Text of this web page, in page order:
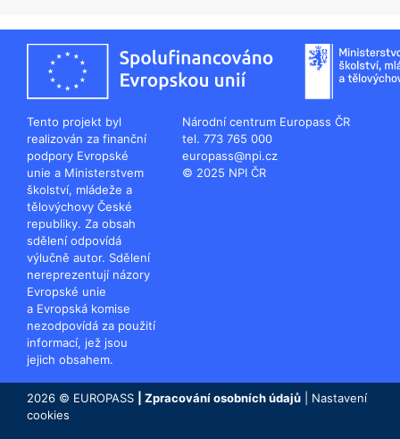
Tento projekt byl
realizován za finanční
podpory Evropské
unie a Ministerstvem
školství, mládeže a
tělovýchovy České
republiky. Za obsah
sdělení odpovídá
výlučně autor. Sdělení
nereprezentují názory
Evropské unie
a Evropská komise
nezodpovídá za použití
informací, jež jsou
jejich obsahem.
Národní centrum Europass ČR
tel. 773 765 000
europass@npi.cz
© 2025 NPI ČR
2026 © EUROPASS Zpracování osobních údajů
Nastavení
cookies